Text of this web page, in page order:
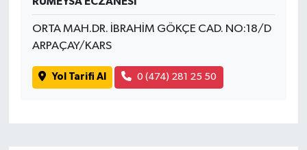
ORTA MAH.DR. İBRAHİM GÖKÇE CAD. NO:18/D
ARPAÇAY/KARS
Yol Tarifi Al 0 (474) 281 25 50